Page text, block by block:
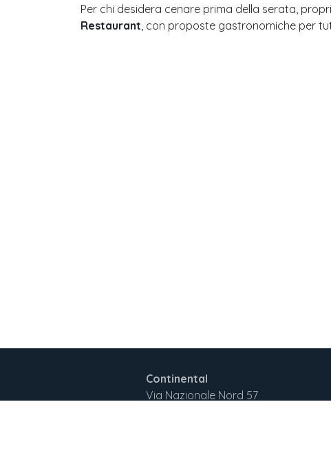
Per chi desidera cenare prima della serata,
Restaurant, con proposte gastronomiche per
Continental
Via Nazionale Nord 57